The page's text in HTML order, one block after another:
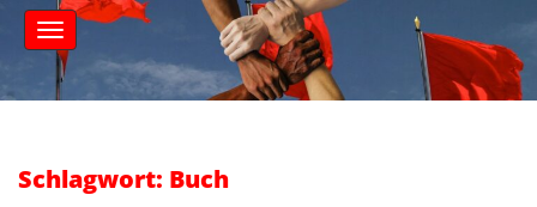
M
a
i
n
S
k
i
p
Schlagwort: Buch